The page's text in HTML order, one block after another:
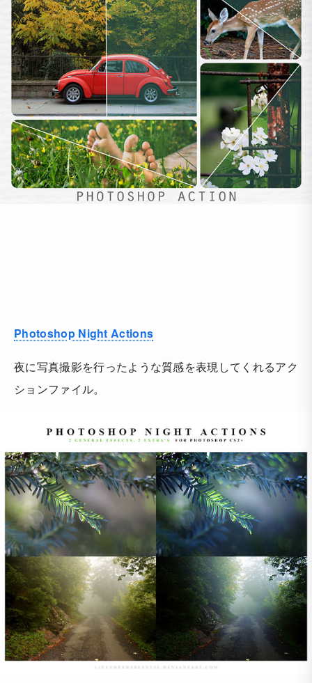
Photoshop Night Actions
夜に写真撮影を行ったような質感を表現してくれるアク
ションファイル。